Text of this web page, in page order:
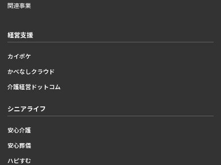
関連事業
経営支援
カイポケ
かべなしクラウド
介護経営ドットコム
シニアライフ
安心介護
安心葬儀
ハピすむ